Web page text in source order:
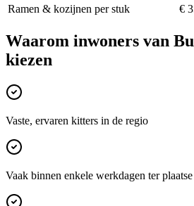
Ramen & kozijnen per stuk
€
Waarom inwoners van
kiezen
Vaste, ervaren kitters in de regio
Vaak binnen enkele werkdagen ter plaatse